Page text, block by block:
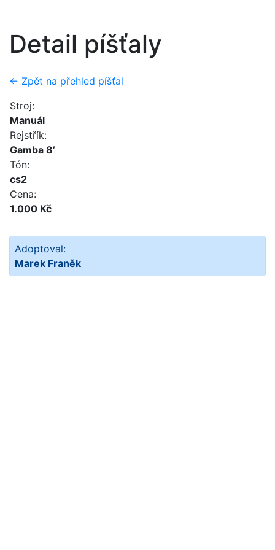
Detail píšťaly
← Zpět na přehled píšťal
Stroj:
Manuál
Rejstřík:
Gamba 8’
Tón:
cs2
Cena:
1.000 Kč
Adoptoval:
Marek Franěk